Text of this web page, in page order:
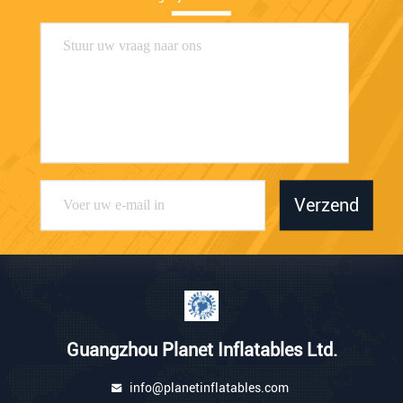
Verzend
Guangzhou Planet Inflatables Ltd.
info@planetinflatables.com